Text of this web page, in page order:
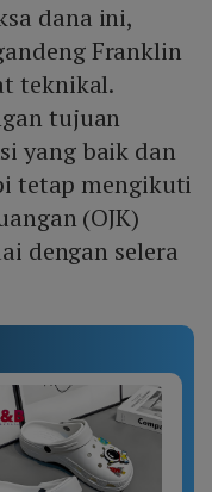
dana ini,
Franklin
teknikal.
tujuan
yang baik dan
tetap mengikuti
(OJK)
dengan selera